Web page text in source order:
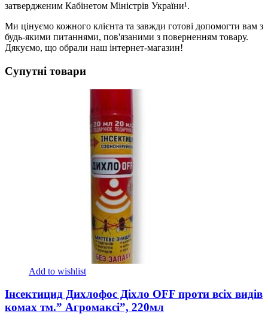
затвердженим Кабінетом Міністрів України¹.
Ми цінуємо кожного клієнта та завжди готові допомогти вам з
будь-якими питаннями, пов'язаними з поверненням товару.
Дякуємо, що обрали наш інтернет-магазин!
Супутні товари
Add to wishlist
Інсектицид Дихлофос Діхло OFF проти всіх видів
комах тм.” Агромаксі”, 220мл